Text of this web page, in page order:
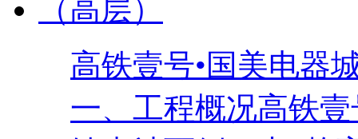
高铁壹号•国美电器
一、工程概况高铁